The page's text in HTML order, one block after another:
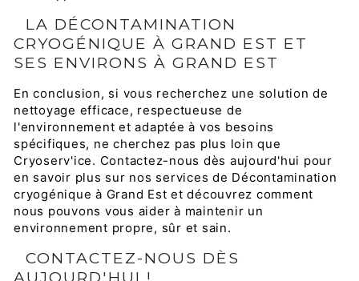
LA DÉCONTAMINATION
CRYOGÉNIQUE À GRAND EST ET
SES ENVIRONS À GRAND EST
En conclusion, si vous recherchez une solution de
nettoyage efficace, respectueuse de
l'environnement et adaptée à vos besoins
spécifiques, ne cherchez pas plus loin que
Cryoserv'ice. Contactez-nous dès aujourd'hui pour
en savoir plus sur nos services de Décontamination
cryogénique à Grand Est et découvrez comment
nous pouvons vous aider à maintenir un
environnement propre, sûr et sain.
CONTACTEZ-NOUS DÈS
AUJOURD'HUI !